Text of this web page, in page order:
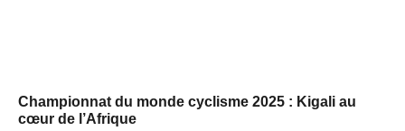
Championnat du monde cyclisme 2025 : Kigali au
cœur de l’Afrique